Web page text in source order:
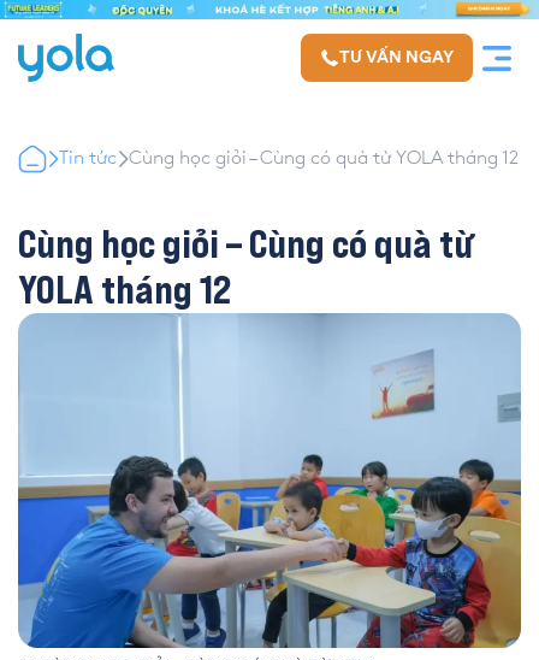
TƯ VẤN NGAY
Tin tức Cùng học giỏi – Cùng có quà từ YOLA tháng 12
Cùng học giỏi – Cùng có quà từ
YOLA tháng 12